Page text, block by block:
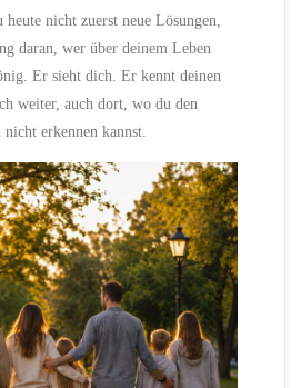
nicht zuerst neue Lösungen,
daran, wer über deinem Leben
Er sieht dich. Er kennt deinen
weiter, auch dort, wo du den
erkennen kannst.